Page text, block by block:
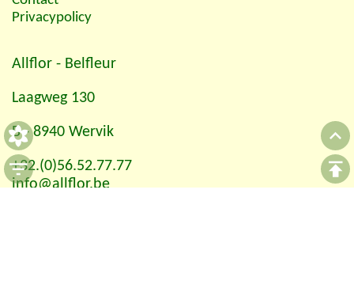
Privacypolicy
Allflor - Belfleur
Laagweg 130
B - 8940 Wervik
+32.(0)56.52.77.77
info@allflor.be